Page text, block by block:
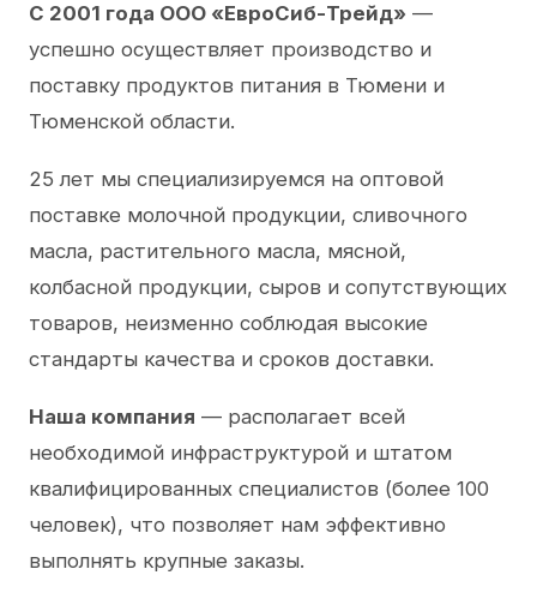
С 2001 года ООО «ЕвроСиб-Трейд» —
успешно осуществляет производство и
поставку продуктов питания в Тюмени и
Тюменской области.
25 лет мы специализируемся на оптовой
поставке молочной продукции, сливочного
масла, растительного масла, мясной,
колбасной продукции, сыров и сопутствующих
товаров, неизменно соблюдая высокие
стандарты качества и сроков доставки.
Наша компания — располагает всей
необходимой инфраструктурой и штатом
квалифицированных специалистов (более 100
человек), что позволяет нам эффективно
выполнять крупные заказы.